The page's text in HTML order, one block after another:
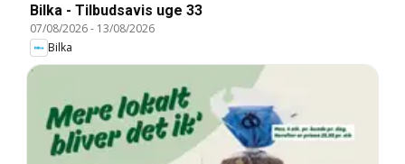
Bilka - Tilbudsavis uge 33
07/08/2026- 13/08/2026
Bilka